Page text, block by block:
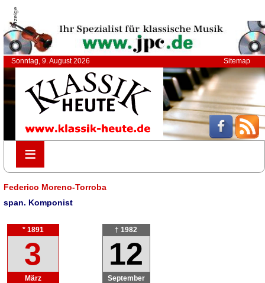
Anzeige
Sonntag, 9. August 2026 Sitemap
≡
≡
Federico Moreno-Torroba
span. Komponist
* 1891
3
März
† 1982
12
September